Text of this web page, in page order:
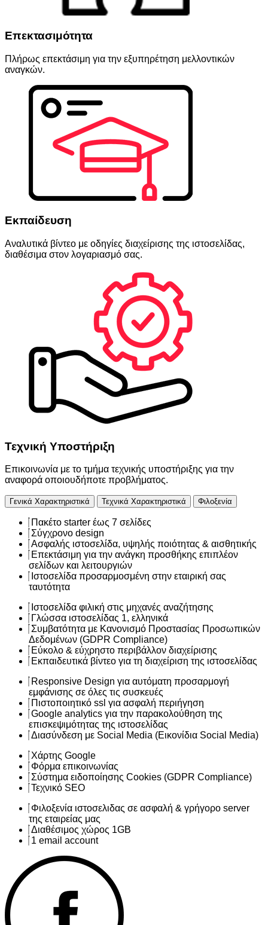
Επεκτασιμότητα
Πλήρως επεκτάσιμη για την εξυπηρέτηση μελλοντικών
αναγκών.
Εκπαίδευση
Αναλυτικά βίντεο με οδηγίες διαχείρισης της ιστοσελίδας,
διαθέσιμα στον λογαριασμό σας.
Τεχνική Υποστήριξη
Επικοινωνία με το τμήμα τεχνικής υποστήριξης για την
αναφορά οποιουδήποτε προβλήματος.
Γενικά Χαρακτηριστικά Τεχνικά Χαρακτηριστικά Φιλοξενία
Πακέτο starter έως 7 σελίδες
Σύγχρονο design
Ασφαλής ιστοσελίδα, υψηλής ποιότητας & αισθητικής
Επεκτάσιμη για την ανάγκη προσθήκης επιπλέον
σελίδων και λειτουργιών
Ιστοσελίδα προσαρμοσμένη στην εταιρική σας
ταυτότητα
Ιστοσελίδα φιλική στις μηχανές αναζήτησης
Γλώσσα ιστοσελίδας 1, ελληνικά
Συμβατότητα με Κανονισμό Προστασίας Προσωπικών
Δεδομένων (GDPR Compliance)
Εύκολο & εύχρηστο περιβάλλον διαχείρισης
Εκπαιδευτικά βίντεο για τη διαχείριση της ιστοσελίδας
Responsive Design για αυτόματη προσαρμογή
εμφάνισης σε όλες τις συσκευές
Πιστοποιητικό ssl για ασφαλή περιήγηση
Google analytics για την παρακολούθηση της
επισκεψιμότητας της ιστοσελίδας
Διασύνδεση με Social Media (Εικονίδια Social Media)
Χάρτης Google
Φόρμα επικοινωνίας
Σύστημα ειδοποίησης Cookies (GDPR Compliance)
Τεχνικό SEO
Φιλοξενία ιστοσελιδας σε ασφαλή & γρήγορο server
της εταιρείας μας
Διαθέσιμος χώρος 1GB
1 email account